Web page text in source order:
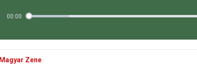
00:00
Magyar Zene